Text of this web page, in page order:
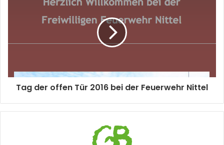
Tag der offen Tür 2016 bei der Feuerwehr Nittel